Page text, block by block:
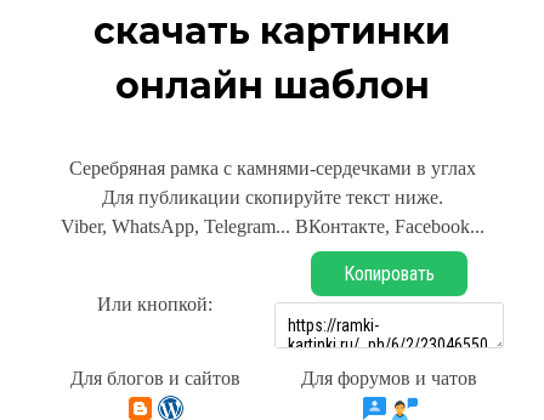
скачать картинки
онлайн шаблон
Серебряная рамка с камнями-сердечками в углах
Для публикации скопируйте текст ниже.
Viber, WhatsApp, Telegram... ВКонтакте, Facebook...
Или кнопкой:
Копировать
Для блогов и сайтов Для форумов и чатов